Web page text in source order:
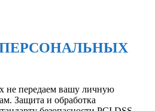
ПЕРСОНАЛЬНЫХ
не передаем вашу личную
Защита и обработка